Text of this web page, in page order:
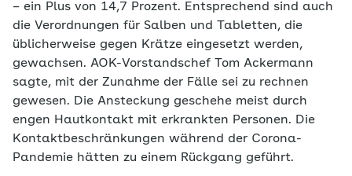
– ein Plus von 14,7 Prozent. Entsprechend sind auch
die Verordnungen für Salben und Tabletten, die
üblicherweise gegen Krätze eingesetzt werden,
gewachsen. AOK-Vorstandschef Tom Ackermann
sagte, mit der Zunahme der Fälle sei zu rechnen
gewesen. Die Ansteckung geschehe meist durch
engen Hautkontakt mit erkrankten Personen. Die
Kontaktbeschränkungen während der Corona-
Pandemie hätten zu einem Rückgang geführt.